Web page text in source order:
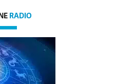
RADIO